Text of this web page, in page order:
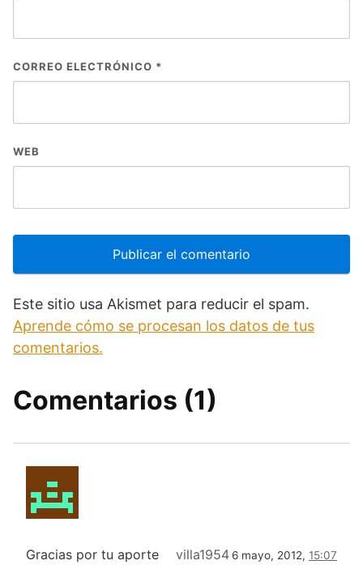
CORREO ELECTRÓNICO *
WEB
Este sitio usa Akismet para reducir el spam.
Aprende cómo se procesan los datos de tus
comentarios.
Comentarios (1)
villa1954 6 mayo, 2012, 15:07
Gracias por tu aporte